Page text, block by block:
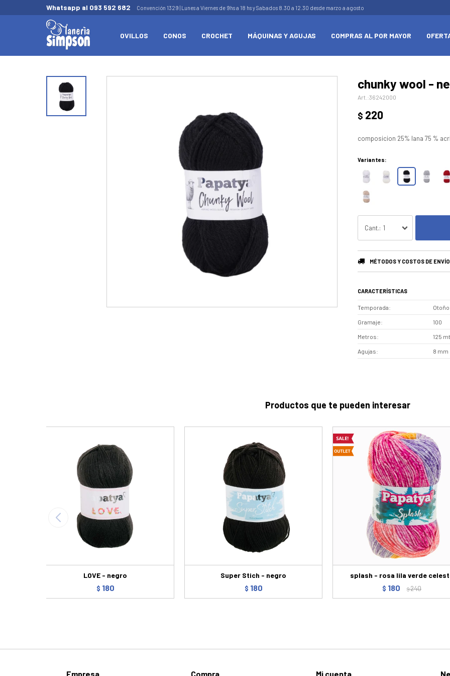
OVILLOS CONOS CROCHET MÁQUINAS Y AGUJAS COMPRAS AL POR MAYOR
Whatsapp al 093 592 682 Convención 1329 | Lunes a Viernes de 9hs a 18 hs y Sabados 8.30 a 12.30 desde marzo a agosto
chunky wool -
36242000
$ 220
composicion 25% lana 75 %
Variantes:
1
MÉTODOS Y COSTOS DE ENVÍO
CARACTERÍSTICAS
Temporada
Gramaje 100
Metros 125 mt
Agujas 8 mm
Productos que te pueden interesar
LOVE - negro
$ 180
Super Stich - negro
$ 180
splash - rosa lila verde
$ 180 $240
Empresa Compra Mi cuenta